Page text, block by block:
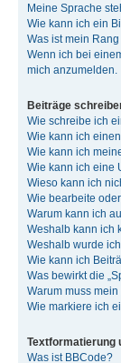
Meine Sprache
Wie kann ich ein
Was ist mein
Wenn ich bei
mich anzumelden.
Beiträge
Wie schreibe ich
Wie kann ich
Wie kann ich
Wie kann ich eine
Wieso kann ich
Wie bearbeite
Warum kann ich
Weshalb kann ich
Weshalb wurde
Wie kann ich
Was bewirkt die
Warum muss
Wie markiere ich
Textformatierung
Was ist BBCode?